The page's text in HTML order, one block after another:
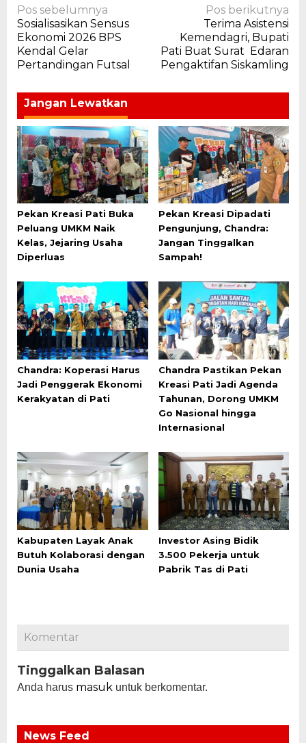
Navigasi
pos
Pos sebelumnya
Sosialisasikan Sensus
Ekonomi 2026 BPS
Kendal Gelar
Pertandingan Futsal
Pos berikutnya
Terima Asistensi
Kemendagri, Bupati
Pati Buat Surat Edaran
Pengaktifan Siskamling
Jangan Lewatkan
Pekan Kreasi Pati Buka
Peluang UMKM Naik
Kelas, Jejaring Usaha
Diperluas
Pekan Kreasi Dipadati
Pengunjung, Chandra:
Jangan Tinggalkan
Sampah!
Chandra: Koperasi Harus
Jadi Penggerak Ekonomi
Kerakyatan di Pati
Chandra Pastikan Pekan
Kreasi Pati Jadi Agenda
Tahunan, Dorong UMKM
Go Nasional hingga
Internasional
Kabupaten Layak Anak
Butuh Kolaborasi dengan
Dunia Usaha
Investor Asing Bidik
3.500 Pekerja untuk
Pabrik Tas di Pati
Komentar
Tinggalkan Balasan
Anda harus masuk untuk berkomentar.
News Feed